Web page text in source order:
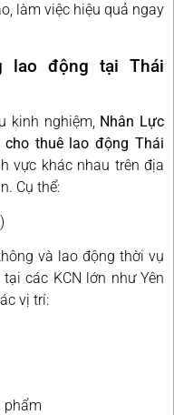
làm việc hiệu quả ngay
lao động tại Thái
kinh nghiệm, Nhân Lực
thuê lao động Thái
vực khác nhau trên địa
Cụ thể:
)
và lao động thời vụ
các KCN lớn như Yên
vị trí:
phẩm